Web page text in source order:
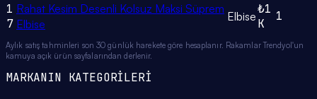
1
7
Rahat Kesim Desenli Kolsuz Maksi Süprem
Elbise
Elbise₺1
K
1
Aylık satış tahminleri son 30 günlük harekete göre hesaplanır. Rakamlar Trendyol'un
kamuya açık ürün sayfalarından derlenir.
MARKANIN KATEGORİLERİ